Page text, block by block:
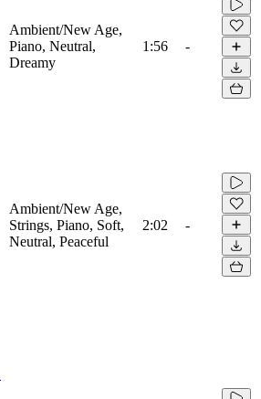
Ambient/New Age,
Piano, Neutral,
Dreamy
1:56 -
Ambient/New Age,
Strings, Piano, Soft,
Neutral, Peaceful
2:02 -